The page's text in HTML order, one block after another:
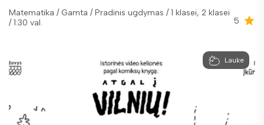
Matematika / Gamta / Pradinis ugdymas / 1 klasei, 2 klasei
/ 1:30 val.
5
Lauke